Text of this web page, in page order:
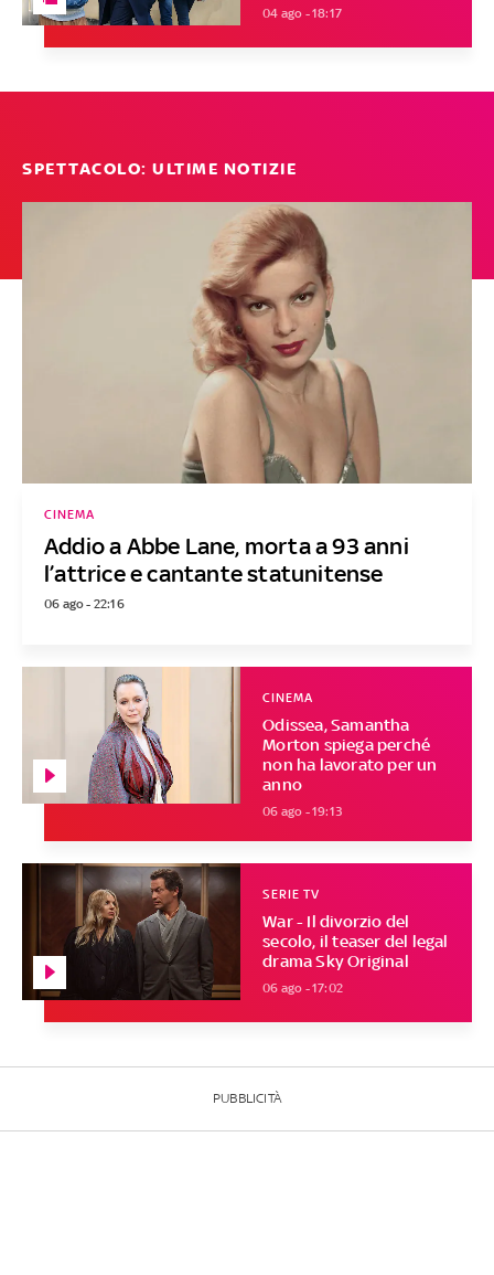
04 ago - 18:17
SPETTACOLO: ULTIME NOTIZIE
Addio a Abbe Lane, morta a 93 anni
l’attrice e cantante statunitense
CINEMA
06 ago - 22:16
Odissea, Samantha
Morton spiega perché
non ha lavorato per un
anno
CINEMA
06 ago - 19:13
War - Il divorzio del
secolo, il teaser del legal
drama Sky Original
SERIE TV
06 ago - 17:02
PUBBLICITÀ